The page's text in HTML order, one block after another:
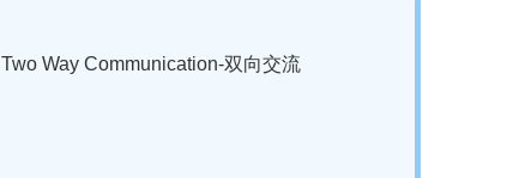
Two Way Communication-双向交流